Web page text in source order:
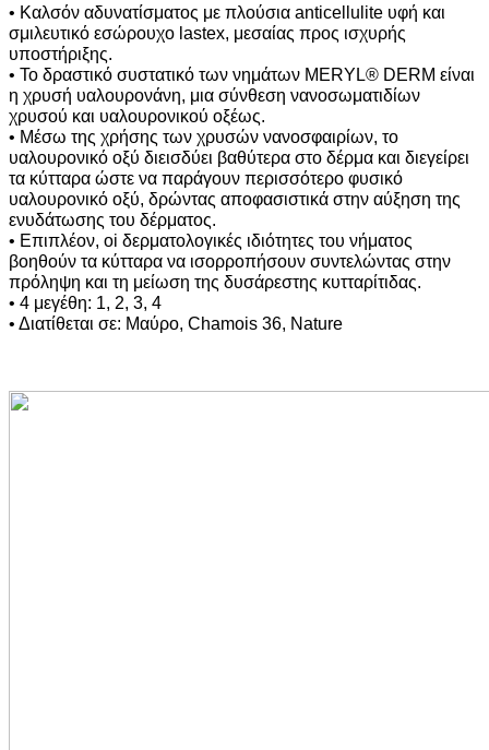
• Καλσόν αδυνατίσματος με πλούσια anticellulite υφή και
σμιλευτικό εσώρουχο lastex, μεσαίας προς ισχυρής
υποστήριξης.
• Το δραστικό συστατικό των νημάτων MERYL® DERM είναι
η χρυσή υαλουρονάνη, μια σύνθεση νανοσωματιδίων
χρυσού και υαλουρονικού οξέως.
• Μέσω της χρήσης των χρυσών νανοσφαιρίων, το
υαλουρονικό οξύ διεισδύει βαθύτερα στο δέρμα και διεγείρει
τα κύτταρα ώστε να παράγουν περισσότερο φυσικό
υαλουρονικό οξύ, δρώντας αποφασιστικά στην αύξηση της
ενυδάτωσης του δέρματος.
• Επιπλέον, oi δερματολογικές ιδιότητες του νήματος
βοηθούν τα κύτταρα να ισορροπήσουν συντελώντας στην
πρόληψη και τη μείωση της δυσάρεστης κυτταρίτιδας.
• 4 μεγέθη: 1, 2, 3, 4
• Διατίθεται σε: Μαύρο, Chamois 36, Nature